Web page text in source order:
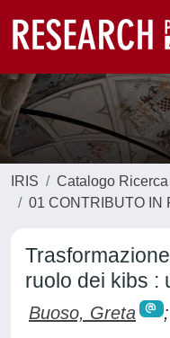
IRIS
Catalogo
01 CONTRIBUTO IN
ruolo dei kibs :
Buoso, Greta ;